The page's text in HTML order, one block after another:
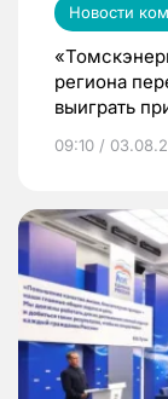
Новости
региона
выиграть
09:10 /